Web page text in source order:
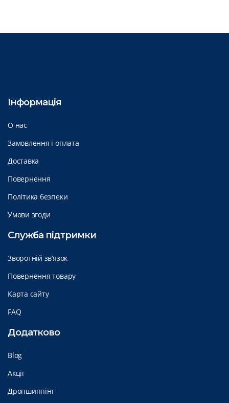
Інформація
О нас
Замовлення і оплата
Доставка
Повернення
Політика безпеки
Умови згоди
Служба підтримки
Зворотній зв’язок
Повернення товару
Карта сайту
FAQ
Додатково
Blog
Акції
Дропшиппінг